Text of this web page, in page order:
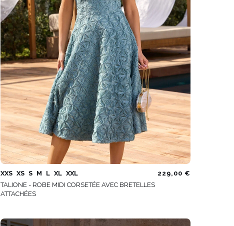
VOIR TOUS
XXS XS S M L XL XXL
229,00 €
TALIONE - ROBE MIDI CORSETÉE AVEC BRETELLES
ATTACHÉES